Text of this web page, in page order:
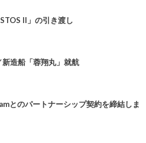
II」の引き渡し
造船「蓉翔丸」就航
とのパートナーシップ契約を締結しま